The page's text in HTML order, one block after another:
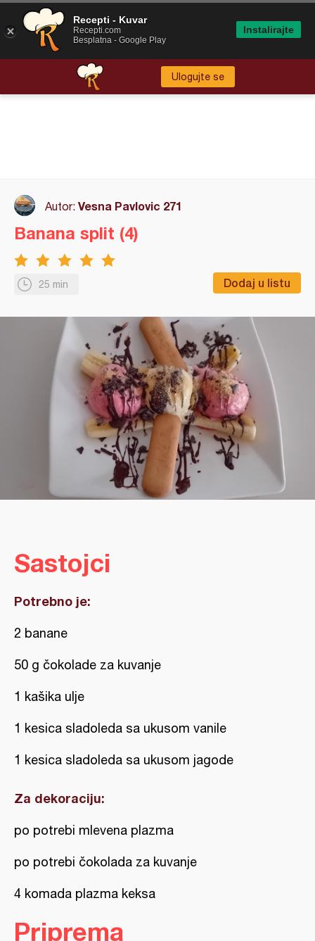
Ulogujte se
Autor: Vesna Pavlovic 271
25 min Dodaj u listu
Banana split (4)
Sastojci
Potrebno je:
2 banane
50 g čokolade za kuvanje
1 kašika ulje
1 kesica sladoleda sa ukusom vanile
1 kesica sladoleda sa ukusom jagode
Za dekoraciju:
po potrebi mlevena plazma
po potrebi čokolada za kuvanje
4 komada plazma keksa
Priprema
Recepti - Kuvar
Recepti.com
Besplatna - Google Play
Instalirajte